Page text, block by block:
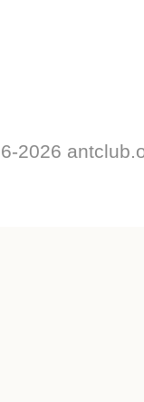
2026